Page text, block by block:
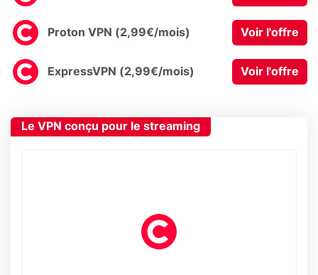
Proton VPN (2,99€/mois) Voir l'offre
ExpressVPN (2,99€/mois) Voir l'offre
Le VPN conçu pour le streaming